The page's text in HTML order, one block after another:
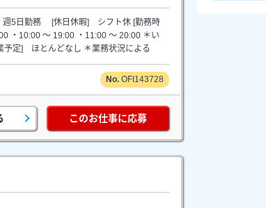
5日勤務 [休日休暇] シフト休 [勤務時
・10:00 ～ 19:00 ・11:00 ～ 20:00 ＊い
予定] ほとんどなし ＊業務状況による
OFI143728
このお仕事に応募